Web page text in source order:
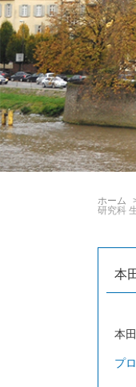
ホーム
研究科
本
本
プ